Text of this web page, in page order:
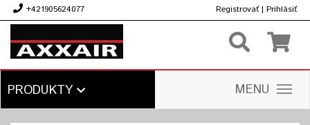
+421905624077 Registrovať | Prihlásiť
PRODUKTY MENU